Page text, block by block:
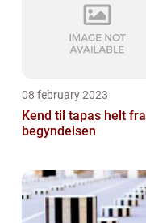
08 february 2023
Kend til tapas helt fra
begyndelsen